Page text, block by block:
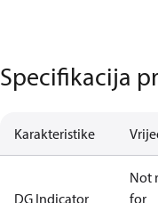
Specifikacija
Karakteristike
DG Indicator
Not
for